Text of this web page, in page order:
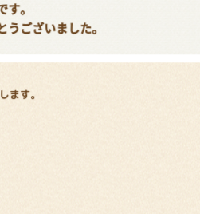
す。
うございました。
ます。